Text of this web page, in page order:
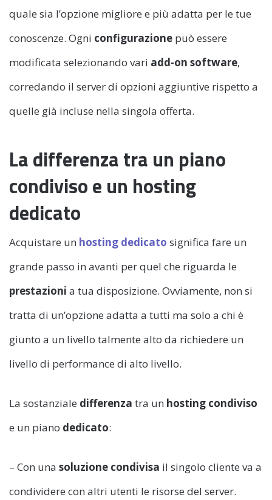
quale sia l’opzione migliore e più adatta per le tue
conoscenze. Ogni configurazione può essere
modificata selezionando vari add-on software,
corredando il server di opzioni aggiuntive rispetto a
quelle già incluse nella singola offerta.
La differenza tra un piano
condiviso e un hosting
dedicato
Acquistare un hosting dedicato significa fare un
grande passo in avanti per quel che riguarda le
prestazioni a tua disposizione. Ovviamente, non si
tratta di un’opzione adatta a tutti ma solo a chi è
giunto a un livello talmente alto da richiedere un
livello di performance di alto livello.
La sostanziale differenza tra un hosting condiviso
e un piano dedicato:
– Con una soluzione condivisa il singolo cliente va a
condividere con altri utenti le risorse del server.